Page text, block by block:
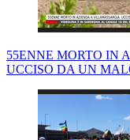
55ENNE MORTO IN
UCCISO DA UN